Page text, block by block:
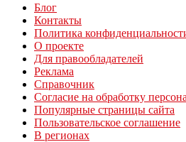
Блог
Контакты
Политика
О проекте
Для правообладателей
Реклама
Справочник
Согласие на обработку
Популярные страницы сайта
Пользовательское соглашение
В регионах